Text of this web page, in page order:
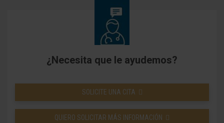
¿Necesita que le ayudemos?
SOLICITE UNA CITA
QUIERO SOLICITAR MÁS INFORMACIÓN